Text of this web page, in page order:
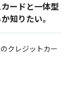
カードと一体型
知りたい。
クレジットカー